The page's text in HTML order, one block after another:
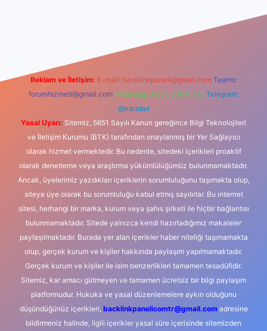
Reklam ve İletişim: E-mail: backlinkpaneli@gmail.com Teams:
forumhizmeti@gmail.com Whatsapp: 0262 606 0 726 Telegram:
@karabul
Yasal Uyarı: Sitemiz, 5651 Sayılı Kanun gereğince Bilgi Teknolojileri
ve İletişim Kurumu (BTK) tarafından onaylanmış bir Yer Sağlayıcı
olarak hizmet vermektedir. Bu nedenle, sitedeki içerikleri proaktif
olarak denetleme veya araştırma yükümlülüğümüz bulunmamaktadır.
Ancak, üyelerimiz yazdıkları içeriklerin sorumluluğunu taşımakta olup,
siteye üye olarak bu sorumluluğu kabul etmiş sayılırlar. Bu internet
sitesi, herhangi bir marka, kurum veya şahıs şirketi ile hiçbir bağlantısı
bulunmamaktadır. Sitede yalnızca kendi hazırladığımız makaleler
paylaşılmaktadır. Burada yer alan içerikler haber niteliği taşımamakta
olup, gerçek kurum ve kişiler hakkında paylaşım yapılmamaktadır.
Gerçek kurum ve kişiler ile isim benzerlikleri tamamen tesadüfidir.
Sitemiz, kar amacı gütmeyen ve tamamen ücretsiz bir bilgi paylaşım
platformudur. Hukuka ve yasal düzenlemelere aykırı olduğunu
düşündüğünüz içerikleri, backlinkpanelicomtr@gmail.comadresine
bildirmeniz halinde, ilgili içerikler yasal süre içerisinde sitemizden